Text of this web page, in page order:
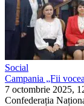
Social
Campania „Fii
7 octombrie 2025,
Confederația